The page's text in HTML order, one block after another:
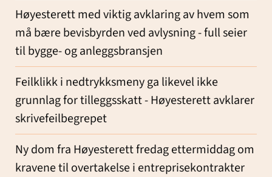
Høyesterett med viktig avklaring av hvem som
må bære bevisbyrden ved avlysning - full seier
til bygge- og anleggsbransjen
Feilklikk i nedtrykksmeny ga likevel ikke
grunnlag for tilleggsskatt - Høyesterett avklarer
skrivefeilbegrepet
Ny dom fra Høyesterett fredag ettermiddag om
kravene til overtakelse i entreprisekontrakter